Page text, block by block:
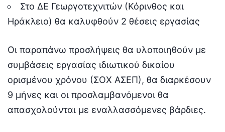
Στο ΔΕ Γεωργοτεχνιτών (Κόρινθος και
Ηράκλειο) θα καλυφθούν 2 θέσεις εργασίας
Οι παραπάνω προσλήψεις θα υλοποιηθούν με
συμβάσεις εργασίας ιδιωτικού δικαίου
ορισμένου χρόνου (ΣΟΧ ΑΣΕΠ), θα διαρκέσουν
9 μήνες και οι προσλαμβανόμενοι θα
απασχολούνται με εναλλασσόμενες βάρδιες.